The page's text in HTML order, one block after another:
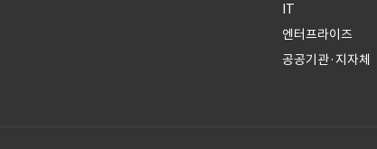
IT
엔터프라이즈
공공기관·지자체